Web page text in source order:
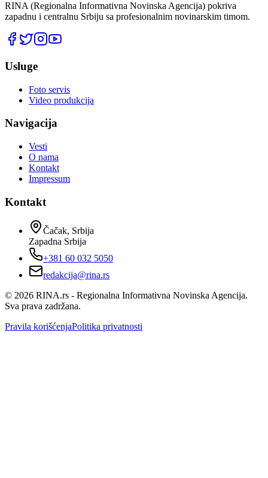
RINA (Regionalna Informativna Novinska Agencija) pokriva
zapadnu i centralnu Srbiju sa profesionalnim novinarskim timom.
Usluge
Foto servis
Video produkcija
Navigacija
Vesti
O nama
Kontakt
Impressum
Kontakt
Čačak, Srbija
Zapadna Srbija
+381 60 032 5050
redakcija@rina.rs
© 2026 RINA.rs - Regionalna Informativna Novinska Agencija.
Sva prava zadržana.
Pravila korišćenjaPolitika privatnosti